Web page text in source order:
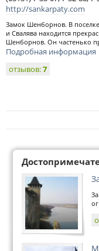
http://sankarpaty.com
Замок Шенборнов. В
и Свалява находится
Шенборнов. Он частенько
Подробная информация
отзывов:7